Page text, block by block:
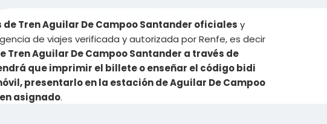
Tren Aguilar De Campoo Santander oficiales y
de viajes verificada y autorizada por Renfe, es decir
Tren Aguilar De Campoo Santander a través de
que imprimir el billete o enseñar el código bidi
presentarlo en la estación de Aguilar De Campoo
asignado.